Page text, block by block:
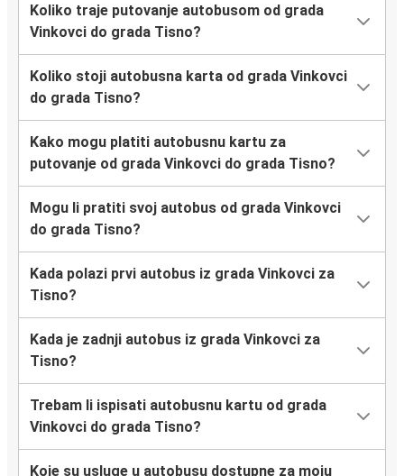
Koliko traje putovanje autobusom od grada
Vinkovci do grada Tisno?
Koliko stoji autobusna karta od grada Vinkovci
do grada Tisno?
Kako mogu platiti autobusnu kartu za
putovanje od grada Vinkovci do grada Tisno?
Mogu li pratiti svoj autobus od grada Vinkovci
do grada Tisno?
Kada polazi prvi autobus iz grada Vinkovci za
Tisno?
Kada je zadnji autobus iz grada Vinkovci za
Tisno?
Trebam li ispisati autobusnu kartu od grada
Vinkovci do grada Tisno?
Koje su usluge u autobusu dostupne za moju